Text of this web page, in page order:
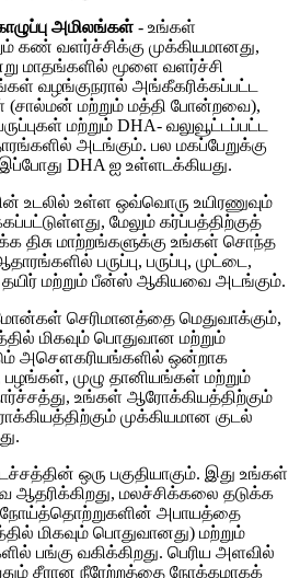
அமிலங்கள் - உங்கள்
கண் வளர்ச்சிக்கு முக்கியமானது,
மாதங்களில் மூளை வளர்ச்சி
வழங்குநரால் அங்கீகரிக்கப்பட்ட
(சால்மன் மற்றும் மத்தி போன்றவை),
மற்றும் DHA- வலுவூட்டப்பட்ட
அடங்கும். பல மகப்பேறுக்கு
DHA ஐ உள்ளடக்கியது.
உடலில் உள்ள ஒவ்வொரு உயிரணுவும்
மேலும் கர்ப்பத்திற்குத்
திசு மாற்றங்களுக்கு உங்கள் சொந்த
பருப்பு, பருப்பு, முட்டை,
மற்றும் பீன்ஸ் ஆகியவை அடங்கும்.
செரிமானத்தை மெதுவாக்கும்,
மிகவும் பொதுவான மற்றும்
அசௌகரியங்களில் ஒன்றாக
பழங்கள், முழு தானியங்கள் மற்றும்
உங்கள் ஆரோக்கியத்திற்கும்
முக்கியமான குடல்
ஒரு பகுதியாகும். இது உங்கள்
மலச்சிக்கலை தடுக்க
நோய்த்தொற்றுகளின் அபாயத்தை
மிகவும் பொதுவானது) மற்றும்
பங்கு வகிக்கிறது. பெரிய அளவில்
சீரான நீரேற்றத்தை நோக்கமாகக்